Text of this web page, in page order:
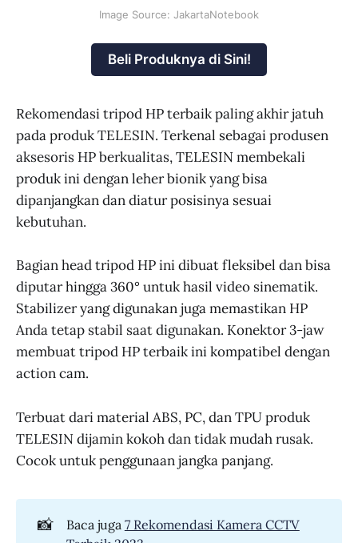
Image Source: JakartaNotebook
Beli Produknya di Sini!
Rekomendasi tripod HP terbaik paling akhir jatuh
pada produk TELESIN. Terkenal sebagai produsen
aksesoris HP berkualitas, TELESIN membekali
produk ini dengan leher bionik yang bisa
dipanjangkan dan diatur posisinya sesuai
kebutuhan.
Bagian head tripod HP ini dibuat fleksibel dan bisa
diputar hingga 360° untuk hasil video sinematik.
Stabilizer yang digunakan juga memastikan HP
Anda tetap stabil saat digunakan. Konektor 3-jaw
membuat tripod HP terbaik ini kompatibel dengan
action cam.
Terbuat dari material ABS, PC, dan TPU produk
TELESIN dijamin kokoh dan tidak mudah rusak.
Cocok untuk penggunaan jangka panjang.
📸 Baca juga 7 Rekomendasi Kamera CCTV